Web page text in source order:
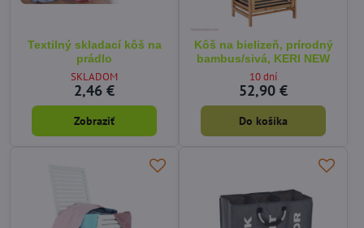
Textilný skladací kôš na
prádlo
SKLADOM
2,46 €
Zobraziť
Kôš na bielizeň, prírodný
bambus/sivá, KERI NEW
10 dní
52,90 €
Do košíka